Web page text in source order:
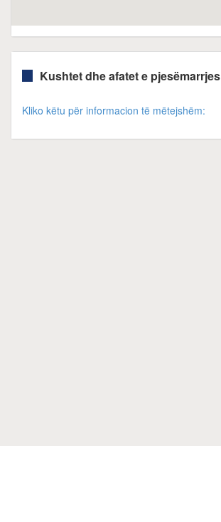
Kushtet dhe afatet e pjesëmarrjes
Kliko këtu për informacion të mëtejshëm: